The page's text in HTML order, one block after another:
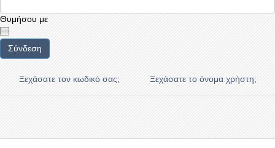
Θυμήσου με
Σύνδεση
Ξεχάσατε τον κωδικό σας; Ξεχάσατε το όνομα χρήστη;